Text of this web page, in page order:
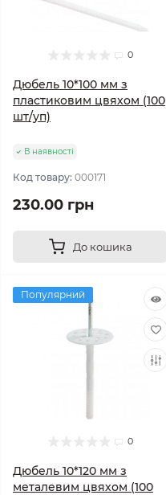
0
Дюбель 10*100 мм з
пластиковим цвяхом (100
шт/уп)
В наявності
Код товару: 000171
230.00 грн
До кошика
Популярний
0
Дюбель 10*120 мм з
металевим цвяхом (100